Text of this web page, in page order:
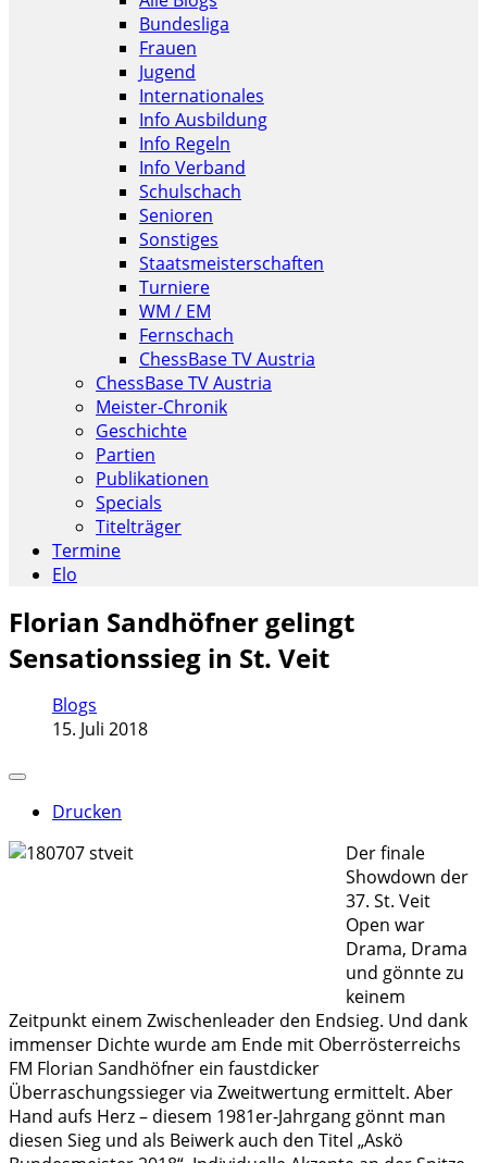
Bundesliga
Frauen
Jugend
Internationales
Info Ausbildung
Info Regeln
Info Verband
Schulschach
Senioren
Sonstiges
Staatsmeisterschaften
Turniere
WM / EM
Fernschach
ChessBase TV Austria
ChessBase TV Austria
Meister-Chronik
Geschichte
Partien
Publikationen
Specials
Titelträger
Termine
Elo
Florian Sandhöfner gelingt
Sensationssieg in St. Veit
Blogs
15. Juli 2018
Drucken
Der finale
Showdown der
37. St. Veit
Open war
Drama, Drama
und gönnte zu
keinem
Zeitpunkt einem Zwischenleader den Endsieg. Und dank
immenser Dichte wurde am Ende mit Oberrösterreichs
FM Florian Sandhöfner ein faustdicker
Überraschungssieger via Zweitwertung ermittelt. Aber
Hand aufs Herz – diesem 1981er-Jahrgang gönnt man
diesen Sieg und als Beiwerk auch den Titel „Askö